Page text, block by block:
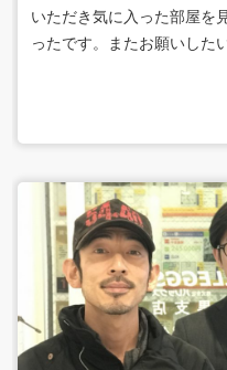
いただき気に入った部屋を
ったです。またお願いした